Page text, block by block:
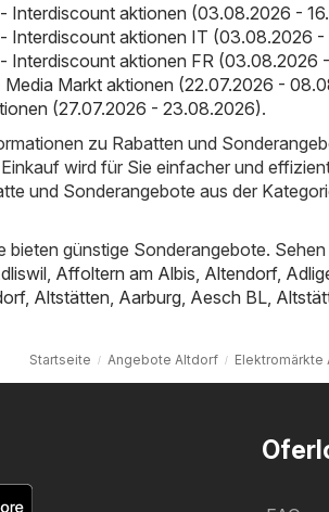
Interdiscount aktionen (03.08.2026 -
Interdiscount aktionen IT (03.08.2026 -
Interdiscount aktionen FR (03.08.2026
Media Markt aktionen (22.07.2026 -
(27.07.2026 - 23.08.2026).
zu Rabatten und
wird für Sie einfacher und
und Sonderangebote aus der
bieten günstige Sonderangebote.
Affoltern am Albis Altendorf,
, Altstätten Aarburg Aesch BL
Startseite Angebote Altdorf Elektromärkte